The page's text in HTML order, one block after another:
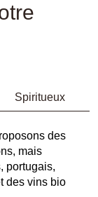
Spiritueux
des
mais
portugais,
des vins bio